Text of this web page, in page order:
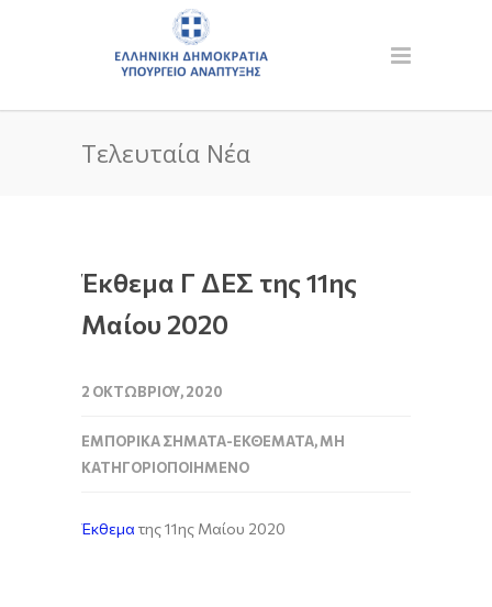
Τελευταία Νέα
Έκθεμα Γ ΔΕΣ της 11ης
Μαίου 2020
2 ΟΚΤΩΒΡΊΟΥ, 2020
ΕΜΠΟΡΙΚΆ ΣΉΜΑΤΑ-ΕΚΘΈΜΑΤΑ,ΜΗ
ΚΑΤΗΓΟΡΙΟΠΟΙΗΜΈΝΟ
Έκθεμα της 11ης Μαίου 2020